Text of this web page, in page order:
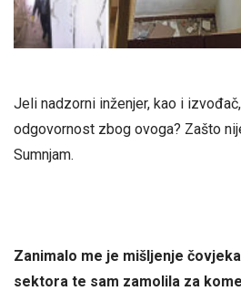
Jeli nadzorni inženjer, kao i
odgovornost zbog ovoga? Zašto
Sumnjam.
Zanimalo me je mišljenje
sektora te sam zamolila za